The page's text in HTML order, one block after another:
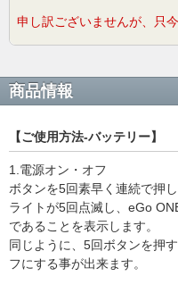
申し訳ございませんが、只
商品情報
【ご使用方法-バッテリー】
1.電源オン・オフ
ボタンを5回素早く連続で押
ライトが5回点滅し、eGo
であることを表示します。
同じように、5回ボタンを押
フにする事が出来ます。